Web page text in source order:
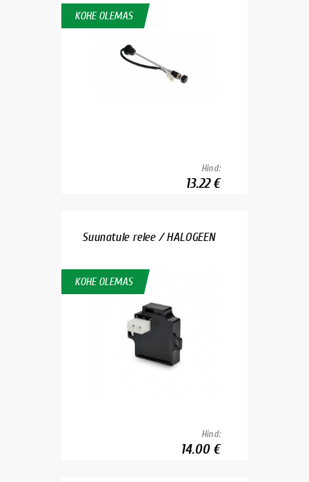
KOHE OLEMAS
Hind:
13.22 €
Suunatule relee / HALOGEEN
KOHE OLEMAS
Hind:
14.00 €